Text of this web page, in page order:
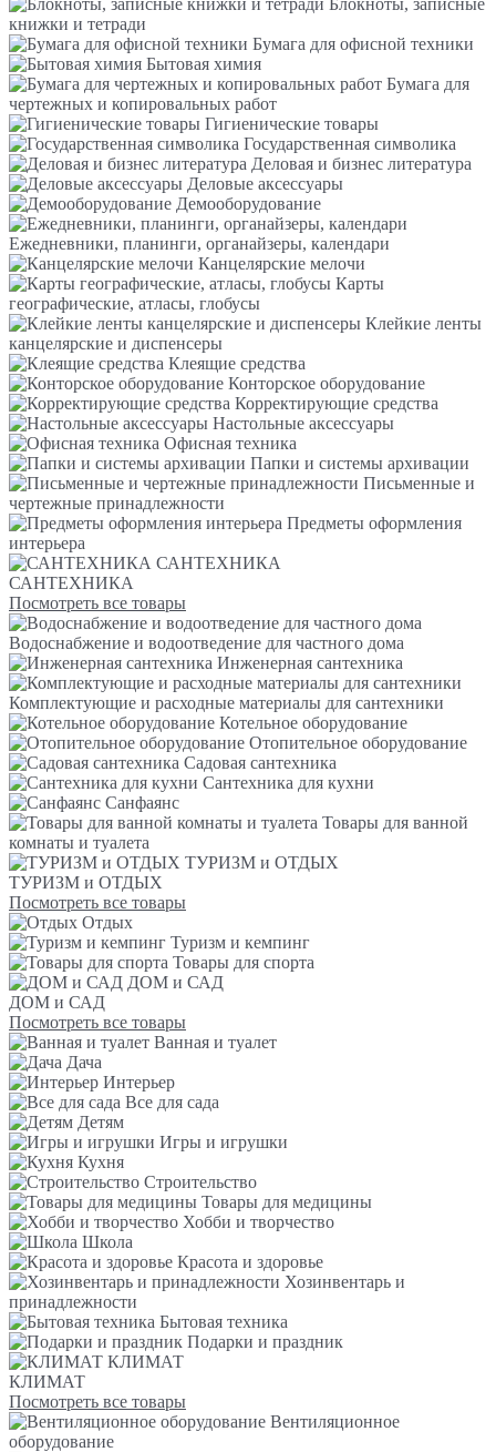
книжки и тетради
Бумага для офисной техники
Бытовая химия
Бумага для
чертежных и копировальных работ
Гигиенические товары
Государственная символика
Деловая и бизнес литература
Деловые аксессуары
Демооборудование
Ежедневники, планинги, органайзеры, календари
Канцелярские мелочи
Карты
географические, атласы, глобусы
Клейкие ленты
канцелярские и диспенсеры
Клеящие средства
Конторское оборудование
Корректирующие средства
Настольные аксессуары
Офисная техника
Папки и системы архивации
Письменные и
чертежные принадлежности
Предметы оформления
интерьера
САНТЕХНИКА
САНТЕХНИКА
Посмотреть все товары
Водоснабжение и водоотведение для частного дома
Инженерная сантехника
Комплектующие и расходные материалы для сантехники
Котельное оборудование
Отопительное оборудование
Садовая сантехника
Сантехника для кухни
Санфаянс
Товары для ванной
комнаты и туалета
ТУРИЗМ и ОТДЫХ
ТУРИЗМ и ОТДЫХ
Посмотреть все товары
Отдых
Туризм и кемпинг
Товары для спорта
ДОМ и САД
ДОМ и САД
Посмотреть все товары
Ванная и туалет
Дача
Интерьер
Все для сада
Детям
Игры и игрушки
Кухня
Строительство
Товары для медицины
Хобби и творчество
Школа
Красота и здоровье
Хозинвентарь и
принадлежности
Бытовая техника
Подарки и праздник
КЛИМАТ
КЛИМАТ
Посмотреть все товары
Вентиляционное
оборудование